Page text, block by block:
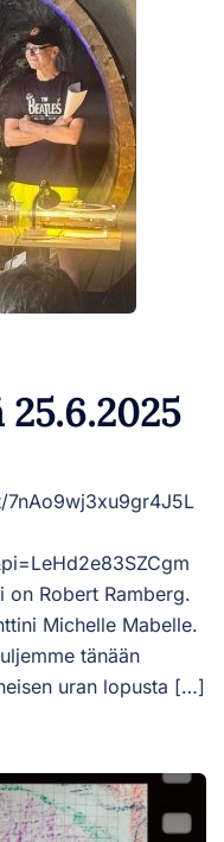
on Robert Ramberg.
Michelle Mabelle.
tänään
uran lopusta […]